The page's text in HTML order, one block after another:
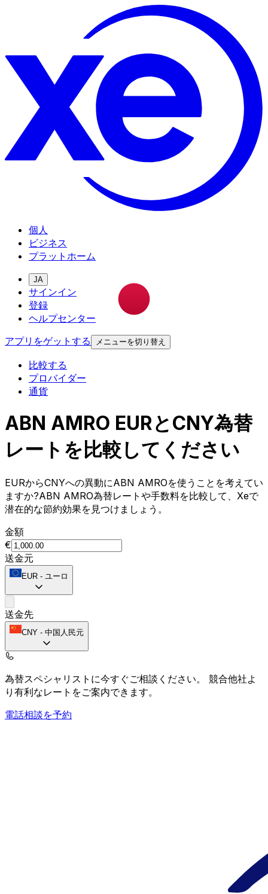
個人
ビジネス
プラットホーム
JA
サインイン
登録
ヘルプセンター
アプリをゲットする
メニューを切り替え
比較する
プロバイダー
通貨
ABN AMRO EURとCNY為替
レートを比較してください
EURからCNYへの異動にABN AMROを使うことを考えてい
ますか?ABN AMRO為替レートや手数料を比較して、Xeで
潜在的な節約効果を見つけましょう。
金額
€
送金元
EUR - ユーロ
送金先
CNY - 中国人民元
為替スペシャリストに今すぐご相談ください。 競合他社よ
り有利なレートをご案内できます。
電話相談を予約